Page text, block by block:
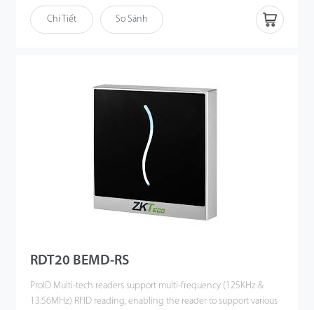
Chi Tiết So Sánh
RDT20 BEMD-RS
ProID Multi-tech readers support multi-frequency (125KHz &
13.56MHz) RFID reading, enabling the reader to support various